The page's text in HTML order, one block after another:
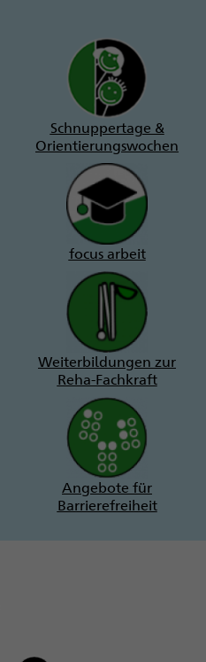
Schnuppertage &
Orientierungswochen
focus arbeit
Weiterbildungen zur
Reha-Fachkraft
Angebote für
Barrierefreiheit